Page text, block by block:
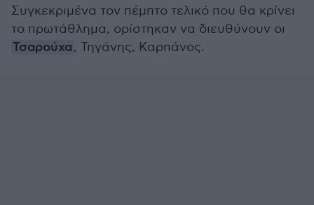
Συγκεκριμένα τον πέμπτο τελικό που θα κρίνει
το πρωτάθλημα, ορίστηκαν να διευθύνουν οι
Τσαρούχα, Τηγάνης, Καρπάνος.